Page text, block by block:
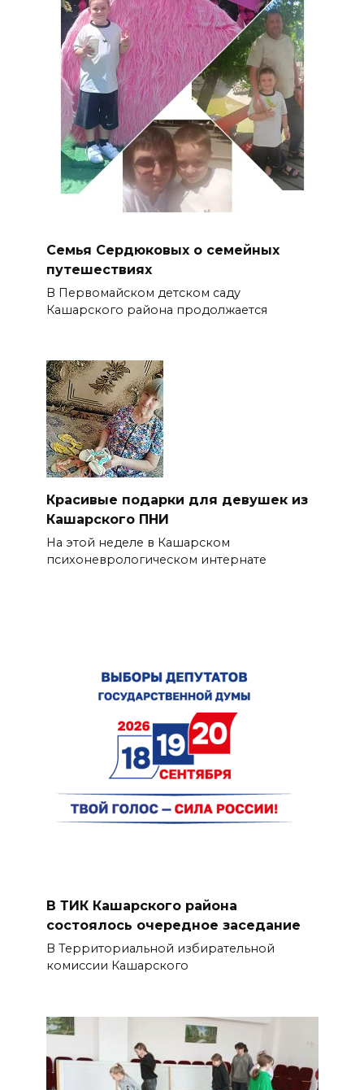
Семья Сердюковых о семейных
путешествиях
В Первомайском детском саду
Кашарского района продолжается
Красивые подарки для девушек из
Кашарского ПНИ
На этой неделе в Кашарском
психоневрологическом интернате
В ТИК Кашарского района
состоялось очередное заседание
В Территориальной избирательной
комиссии Кашарского